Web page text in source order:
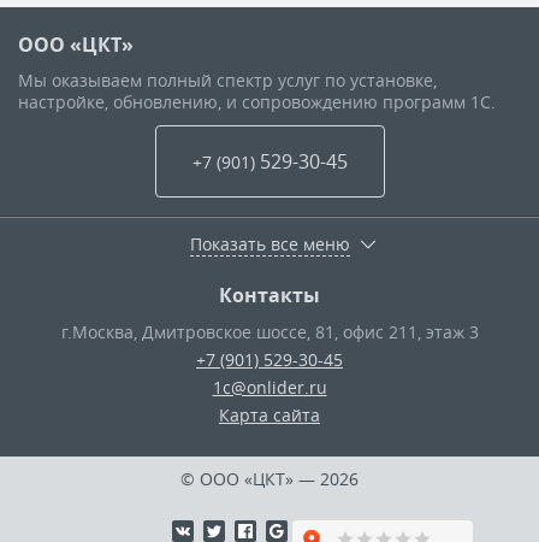
ООО «ЦКТ»
Мы оказываем полный спектр услуг по установке,
настройке, обновлению, и сопровождению программ 1С.
+7 (901) 529-30-45
Показать все меню
Контакты
г.Москва Дмитровское шоссе, 81, офис 211, этаж 3
+7 (901) 529-30-45
1c@onlider.ru
Карта сайта
© ООО «ЦКТ» — 2026